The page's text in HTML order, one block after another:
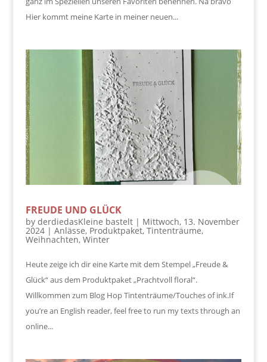
Hier kommt meine Karte in meiner neuen...
FREUDE UND GLÜCK
by derdiedasKleine bastelt| Mittwoch, 13. November
2024| Anlässe, Produktpaket, Tintenträume,
Weihnachten, Winter
Heute zeige ich dir eine Karte mit dem Stempel „Freude &
Glück“ aus dem Produktpaket „Prachtvoll floral“.
Willkommen zum Blog Hop Tintenträume/Touches of ink.If
you’re an English reader, feel free to run my texts through an
online...